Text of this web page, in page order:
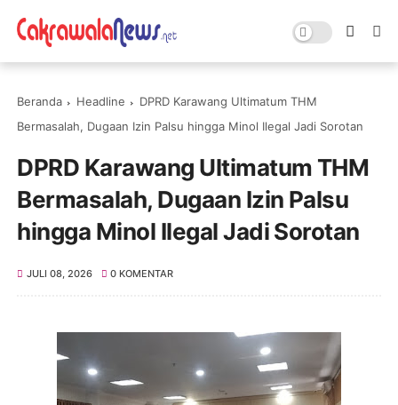
Beranda Headline
DPRD Karawang Ultimatum THM
Bermasalah, Dugaan Izin Palsu hingga Minol Ilegal Jadi Sorotan
DPRD Karawang Ultimatum THM
Bermasalah, Dugaan Izin Palsu
hingga Minol Ilegal Jadi Sorotan
JULI 08, 2026 0 KOMENTAR